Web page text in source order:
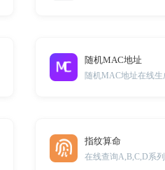
随机MAC地址
随机MAC地址在线生
指纹算命
在线查询A,B,C,D系